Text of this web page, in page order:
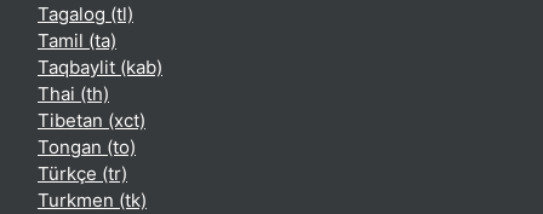
Tagalog ‎(tl)‎
Tamil ‎(ta)‎
Taqbaylit ‎(kab)‎
Thai ‎(th)‎
Tibetan ‎(xct)‎
Tongan ‎(to)‎
Türkçe ‎(tr)‎
Turkmen ‎(tk)‎